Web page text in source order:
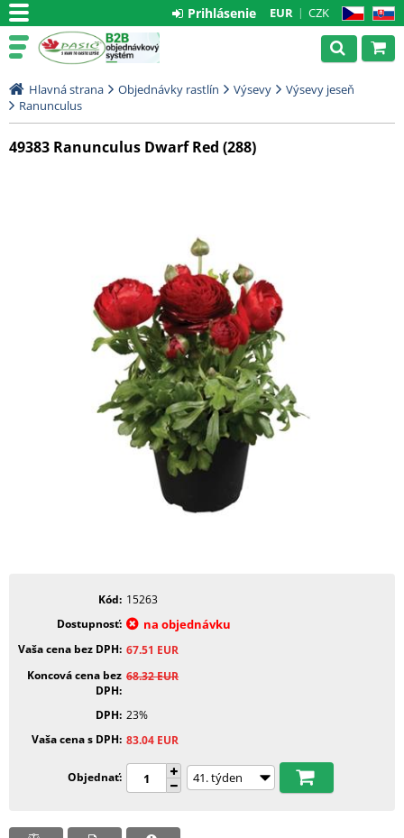
CZ SK
EUR CZK
Prihlásenie
Hlavná strana Objednávky rastlín Výsevy
Výsevy jeseň
Ranunculus
49383 Ranunculus Dwarf Red (288)
Kód 15263
Dostupnosť
na objednávku
Vaša cena bez DPH 67.51 EUR
Koncová cena bez
DPH
68.32EUR
DPH 23%
Vaša cena s DPH 83.04 EUR
Objednať